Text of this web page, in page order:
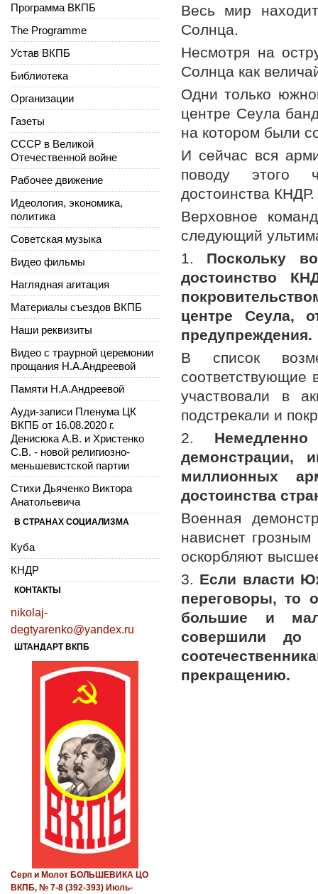
Весь мир
Солнца.
Несмотря на
Солнца как
Одни только
центре Сеула
на котором были
И сейчас вся
поводу этого
достоинства КНДР.
Верховное
следующий
1. Поскольку
достоинство
центре Сеула,
предупреждения.
В список
соответствующие
участвовали в
подстрекали и
2.
демонстрации,
миллионных
достоинства
Военная
нависнет
оскорбляют
3. Если власти
переговоры, то
большие и
совершили до
прекращению.
Программа ВКПБ
The Programme
Устав ВКПБ
Библиотека
Организации
Газеты
СССР в Великой
Отечественной войне
Рабочее движение
Идеология, экономика,
политика
Советская музыка
Видео фильмы
Наглядная агитация
Материалы съездов ВКПБ
Наши реквизиты
Видео с траурной церемонии
прощания Н.А.Андреевой
Памяти Н.А.Андреевой
Ауди-записи Пленума ЦК
ВКПБ от 16.08.2020 г.
Денисюка А.В. и Христенко
С.В. - новой религиозно-
меньшевистской партии
Стихи Дьяченко Виктора
Анатольевича
В СТРАНАХ СОЦИАЛИЗМА
Куба
КНДР
КОНТАКТЫ
nikolaj-
degtyarenko@yandex.ru
ШТАНДАРТ ВКПБ
Серп и Молот БОЛЬШЕВИКА ЦО
ВКПБ, № 7-8 (392-393) Июль-